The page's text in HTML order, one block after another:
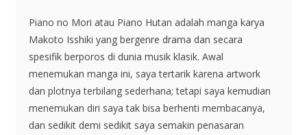
Piano no Mori atau Piano Hutan adalah manga karya
Makoto Isshiki yang bergenre drama dan secara
spesifik berporos di dunia musik klasik. Awal
menemukan manga ini, saya tertarik karena artwork
dan plotnya terbilang sederhana; tetapi saya kemudian
menemukan diri saya tak bisa berhenti membacanya,
dan sedikit demi sedikit saya semakin penasaran